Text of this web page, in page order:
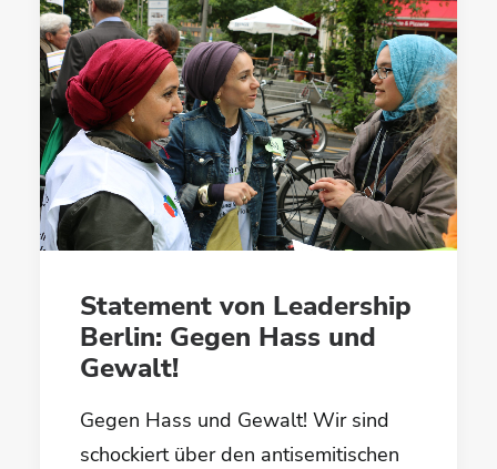
Statement von Leadership
Berlin: Gegen Hass und
Gewalt!
Gegen Hass und Gewalt! Wir sind
schockiert über den antisemitischen